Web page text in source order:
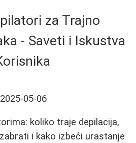
za Trajno
- Saveti i Iskustva
2025-05-06
koliko traje depilacija,
i kako izbeći urastanje